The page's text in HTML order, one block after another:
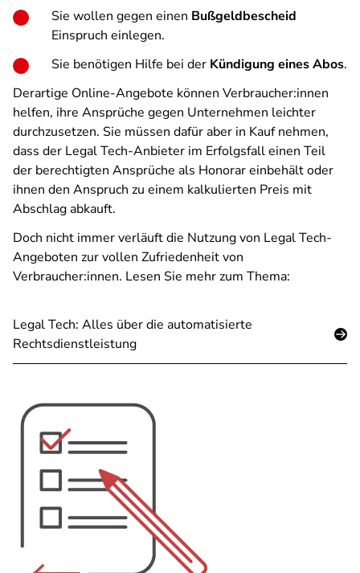
Sie wollen gegen einen Bußgeldbescheid
Einspruch einlegen.
Sie benötigen Hilfe bei der Kündigung eines Abos.
Derartige Online-Angebote können Verbraucher:innen
helfen, ihre Ansprüche gegen Unternehmen leichter
durchzusetzen. Sie müssen dafür aber in Kauf nehmen,
dass der Legal Tech-Anbieter im Erfolgsfall einen Teil
der berechtigten Ansprüche als Honorar einbehält oder
ihnen den Anspruch zu einem kalkulierten Preis mit
Abschlag abkauft.
Doch nicht immer verläuft die Nutzung von Legal Tech-
Angeboten zur vollen Zufriedenheit von
Verbraucher:innen. Lesen Sie mehr zum Thema:
Legal Tech: Alles über die automatisierte
Rechtsdienstleistung